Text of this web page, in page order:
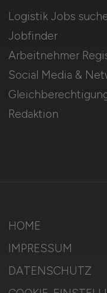
Logistik Jobs
Jobfinder
Arbeitnehmer
Social Media &
Redaktion
HOME
IMPRESSUM
DATENSCHUTZ